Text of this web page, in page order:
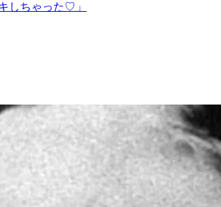
しちゃった♡」